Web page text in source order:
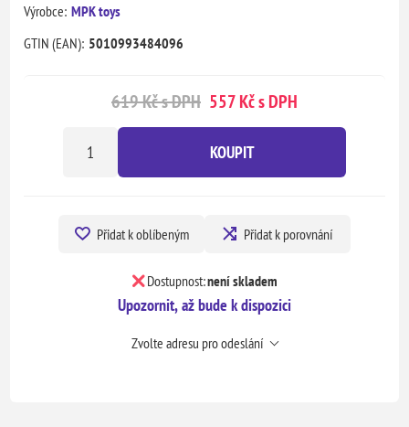
Výrobce: MPK toys
GTIN (EAN): 5010993484096
619 Kč s DPH 557 Kč s DPH
KOUPIT
Přidat k oblíbeným Přidat k porovnání
Dostupnost:není skladem
Upozornit, až bude k dispozici
Zvolte adresu pro odeslání